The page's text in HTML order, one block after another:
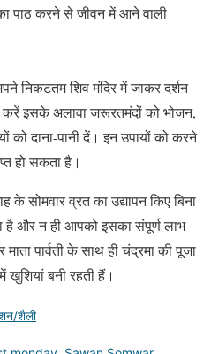
पाठ करने से जीवन में आने वाली
निकटतम शिव मंदिर में जाकर दर्शन
करें इसके अलावा जरूरतमंदों को भोजन,
को दाना-पानी दें। इन उपायों को करने
हो सकता है।
के सोमवार व्रत का उद्यापन किए बिना
है और न ही आपको इसका संपूर्ण लाभ
पार्वती के साथ ही चंद्रमा की पूजा
बनी रहती हैं।
शैली